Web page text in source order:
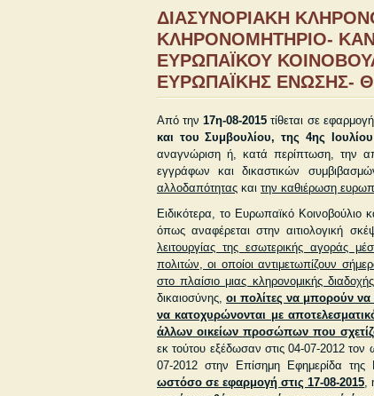
ΔΙΑΣΥΝΟΡΙΑΚΗ
ΚΛΗΡΟΝΟΜΗΤΗΡΙΟ-
ΕΥΡΩΠΑΪΚΟΥ
ΕΥΡΩΠΑΪΚΗΣ ΕΝΩΣΗΣ-
Από την17η-08-2015 τίθεται σε
και του Συμβουλίου, της 4ης
αναγνώριση ή, κατά περίπτωση, την
εγγράφων και δικαστικών
αλλοδαπότητας και την καθιέρωση
Ειδικότερα, το Ευρωπαϊκό
όπως αναφέρεται στην αιτιολογική
λειτουργίας της εσωτε­ρικής αγοράς
πολιτών, οι οποίοι αντιμετωπίζουν
στο πλαίσιο μιας κληρονομικής
δικαιοσύνης,οι πολίτες να μπορούν
να κατοχυρώνονται με
άλλων οικείων προσώπων που
εκ τούτου εξέδωσαν στις 04-07-2012
07-2012 στην Επίσημη Εφημερίδα
ωστόσο σε εφαρμογή στις 17-08-2015